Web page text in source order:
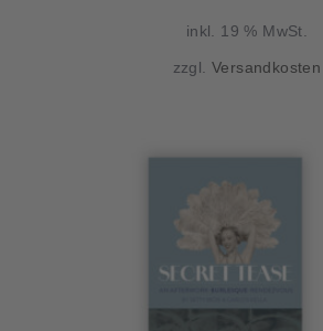
inkl. 19 % MwSt.
zzgl.Versandkosten